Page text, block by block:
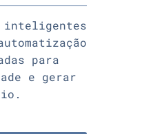
inteligentes
para
e gerar